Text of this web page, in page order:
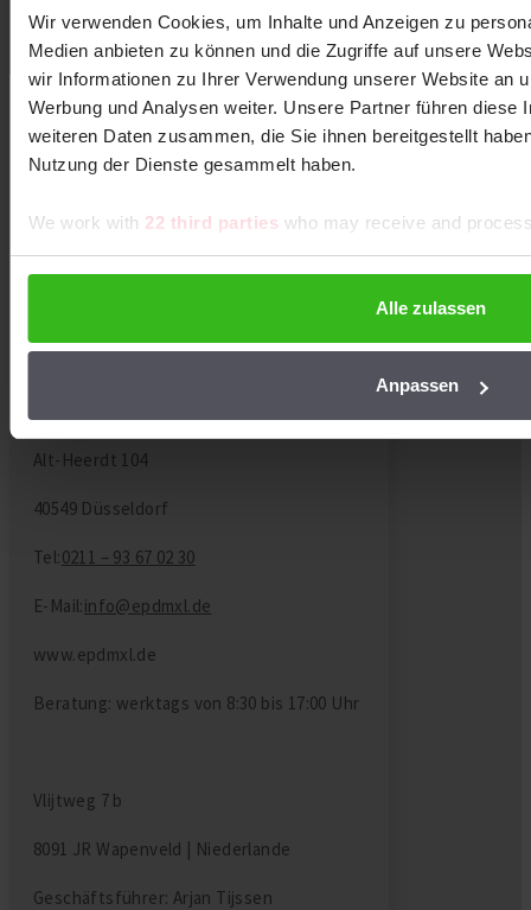
Wir verwenden Cookies, um Inhalte und Anzeigen zu
Medien anbieten zu können und die Zugriffe auf unsere
wir Informationen zu Ihrer Verwendung unserer Website an
Werbung und Analysen weiter. Unsere Partner führen diese
weiteren Daten zusammen, die Sie ihnen bereitgestellt
Nutzung der Dienste gesammelt haben.
We work with 22 third parties who may receive and
Alle zulassen
Anpassen
Die aktuellsten News und die besten Tipps.
KUNDENSERVICE
EPDM-DACHFOLIENSETS
Alt-Heerdt 104
40549 Düsseldorf
Tel:0211 – 93 67 02 30
E-Mail:info@epdmxl.de
www.epdmxl.de
Beratung: werktags von 8:30 bis 17:00 Uhr
Vlijtweg 7 b
8091 JR Wapenveld | Niederlande
Geschäftsführer: Arjan Tijssen